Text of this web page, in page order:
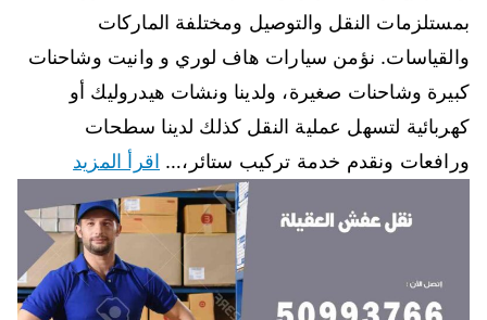
بمستلزمات النقل والتوصيل ومختلفة الماركات
والقياسات. نؤمن سيارات هاف لوري و وانيت وشاحنات
كبيرة وشاحنات صغيرة، ولدينا ونشات هيدروليك أو
كهربائية لتسهل عملية النقل كذلك لدينا سطحات
ورافعات ونقدم خدمة تركيب ستائر،… اقرأ المزيد